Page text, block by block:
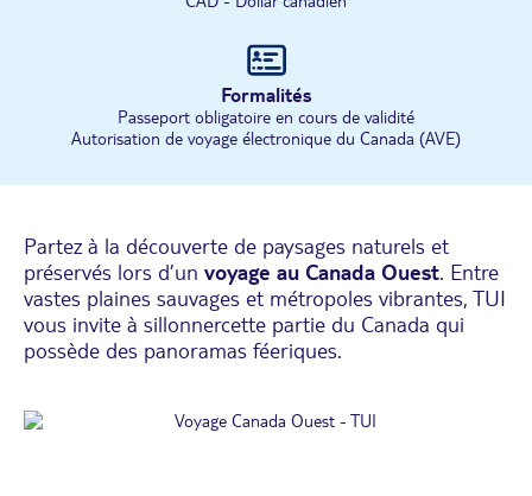
Formalités
Passeport obligatoire en cours de validité
Autorisation de voyage électronique du Canada (AVE)
Partez à la découverte de paysages naturels et
préservés lors d’un voyage au Canada Ouest. Entre
vastes plaines sauvages et métropoles vibrantes, TUI
vous invite à sillonnercette partie du Canada qui
possède des panoramas féeriques.